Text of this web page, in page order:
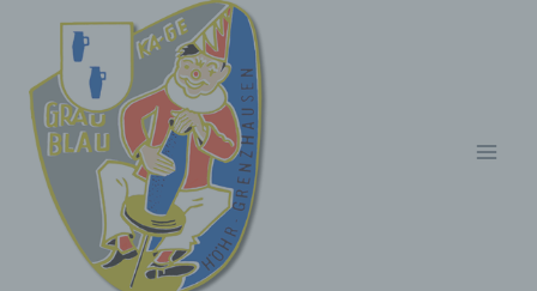
springen